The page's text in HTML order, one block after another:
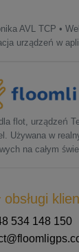
AVL TCP •
urządzeń w
flot, urządzeń
Używana w
na całym
obsługi
534 148 150